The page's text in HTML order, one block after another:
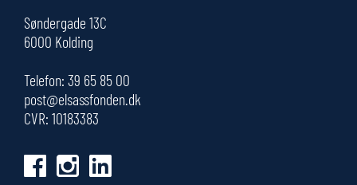
Søndergade 13C
6000 Kolding
Telefon: 39 65 85 00
post@elsassfonden.dk
CVR: 10183383